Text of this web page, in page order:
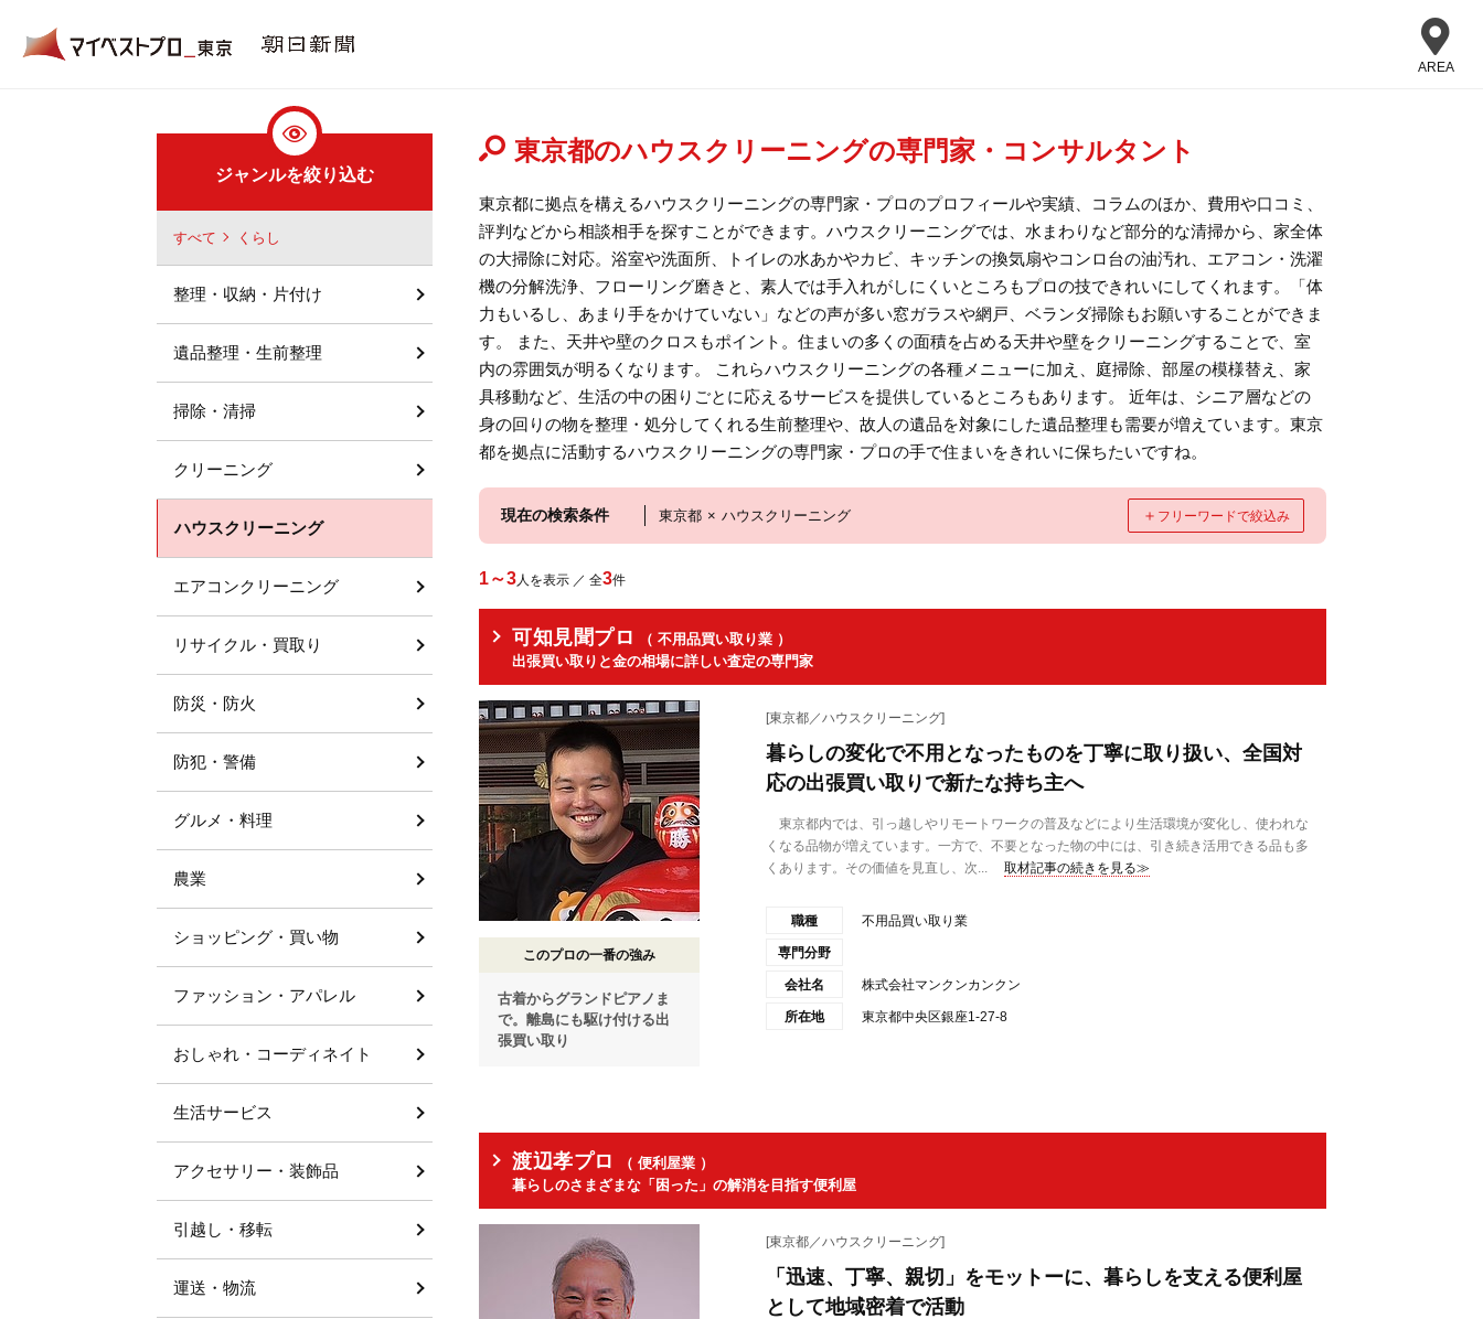
AREA
東京都のハウスクリーニングの専門家・コンサルタント
東京都に拠点を構えるハウスクリーニングの専門家・プロのプロフィールや実績、コラムのほか、費用や口コミ、
評判などから相談相手を探すことができます。ハウスクリーニングでは、水まわりなど部分的な清掃から、家全体
の大掃除に対応。浴室や洗面所、トイレの水あかやカビ、キッチンの換気扇やコンロ台の油汚れ、エアコン・洗濯
機の分解洗浄、フローリング磨きと、素人では手入れがしにくいところもプロの技できれいにしてくれます。「体
力もいるし、あまり手をかけていない」などの声が多い窓ガラスや網戸、ベランダ掃除もお願いすることができま
す。 また、天井や壁のクロスもポイント。住まいの多くの面積を占める天井や壁をクリーニングすることで、室
内の雰囲気が明るくなります。 これらハウスクリーニングの各種メニューに加え、庭掃除、部屋の模様替え、家
具移動など、生活の中の困りごとに応えるサービスを提供しているところもあります。 近年は、シニア層などの
身の回りの物を整理・処分してくれる生前整理や、故人の遺品を対象にした遺品整理も需要が増えています。東京
都を拠点に活動するハウスクリーニングの専門家・プロの手で住まいをきれいに保ちたいですね。
現在の検索条件 東京都 × ハウスクリーニング ＋ フリーワードで絞込み
1～3人を表示 ／ 全3件
可知見聞プロ
（ 不用品買い取り業 ）
出張買い取りと金の相場に詳しい査定の専門家
このプロの一番の強み
古着からグランドピアノま
で。離島にも駆け付ける出
張買い取り
[東京都／ハウスクリーニング]
暮らしの変化で不用となったものを丁寧に取り扱い、全国対
応の出張買い取りで新たな持ち主へ
東京都内では、引っ越しやリモートワークの普及などにより生活環境が変化し、使われな
くなる品物が増えています。一方で、不要となった物の中には、引き続き活用できる品も多
くあります。その価値を見直し、次...
取材記事の続きを見る≫
職種 不用品買い取り業
専門分野
会社名 株式会社マンクンカンクン
所在地 東京都中央区銀座1-27-8
渡辺孝プロ
（ 便利屋業 ）
暮らしのさまざまな「困った」の解消を目指す便利屋
[東京都／ハウスクリーニング]
「迅速、丁寧、親切」をモットーに、暮らしを支える便利屋
として地域密着で活動
ジャンルを絞り込む
すべて くらし
整理・収納・片付け
遺品整理・生前整理
掃除・清掃
クリーニング
ハウスクリーニング
エアコンクリーニング
リサイクル・買取り
防災・防火
防犯・警備
グルメ・料理
農業
ショッピング・買い物
ファッション・アパレル
おしゃれ・コーディネイト
生活サービス
アクセサリー・装飾品
引越し・移転
運送・物流